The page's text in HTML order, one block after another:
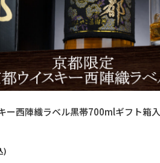
ー西陣織ラベル黒帯700mlギフト箱入
)